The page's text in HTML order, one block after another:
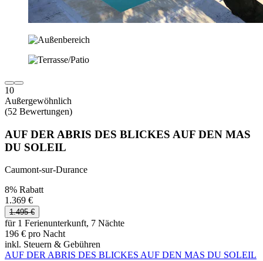
10
Außergewöhnlich
(52 Bewertungen)
AUF DER ABRIS DES BLICKES AUF DEN MAS
DU SOLEIL
Caumont-sur-Durance
8% Rabatt
1.369 €
1.495 €
für 1 Ferienunterkunft, 7 Nächte
196 € pro Nacht
inkl. Steuern & Gebühren
AUF DER ABRIS DES BLICKES AUF DEN MAS DU SOLEIL